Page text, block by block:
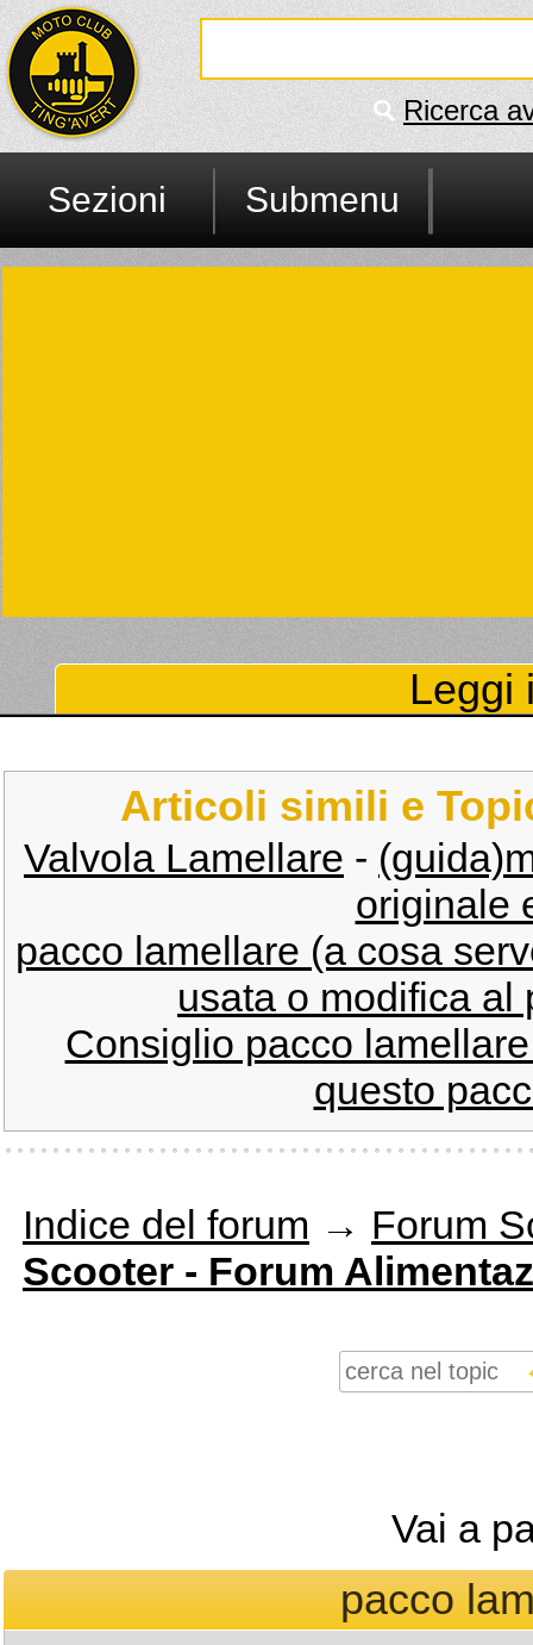
Ricerca
Sezioni Submenu
Leggi
Articoli simili e
Valvola Lamellare -
originale
pacco lamellare (a cosa
usata o modifica al
Consiglio pacco
questo
Indice del forum → Forum
Scooter - Forum
Vai a
pacco